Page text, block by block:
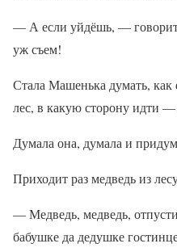
— А если уйдёшь, —
уж съем!
Стала Машенька думать, как
лес, в какую сторону идти
Думала она, думала и
Приходит раз медведь из
— Медведь, медведь,
бабушке да дедушке